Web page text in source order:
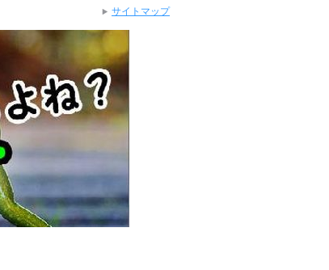
サイトマップ